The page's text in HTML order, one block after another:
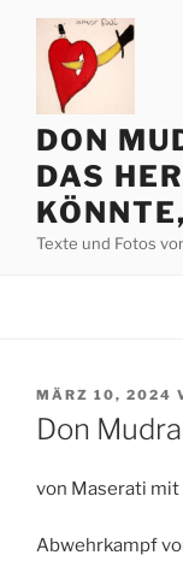
Zum
springen
DON
DAS
Texte und Fotos
AM
MÄRZ 10, 2024
Don
von Maserati
Abwehrkampf